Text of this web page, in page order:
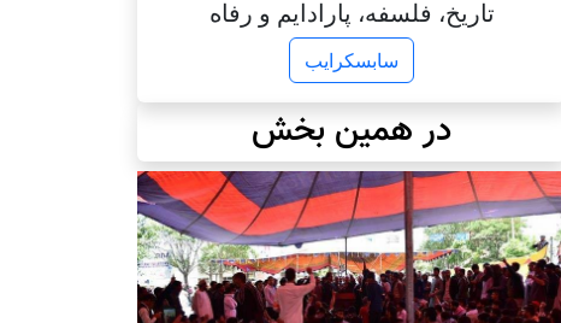
تاریخ، فلسفه، پارادایم و رفاه
سابسکرایب
در همین بخش